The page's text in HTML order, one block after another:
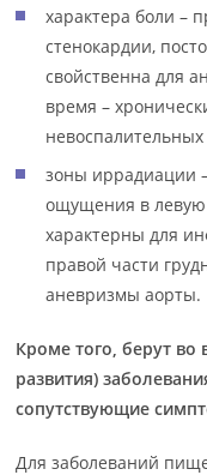
характера боли –
стенокардии,
свойственна для
время –
зоны иррадиации
ощущения в
характерны для
правой части
аневризмы аорты.
Кроме того, берут
развития)
сопутствующие
Для заболеваний